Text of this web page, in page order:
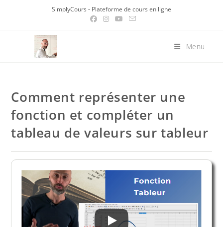
content
SimplyCours - Plateforme de cours en ligne
Menu
Comment représenter une
fonction et compléter un
tableau de valeurs sur tableur